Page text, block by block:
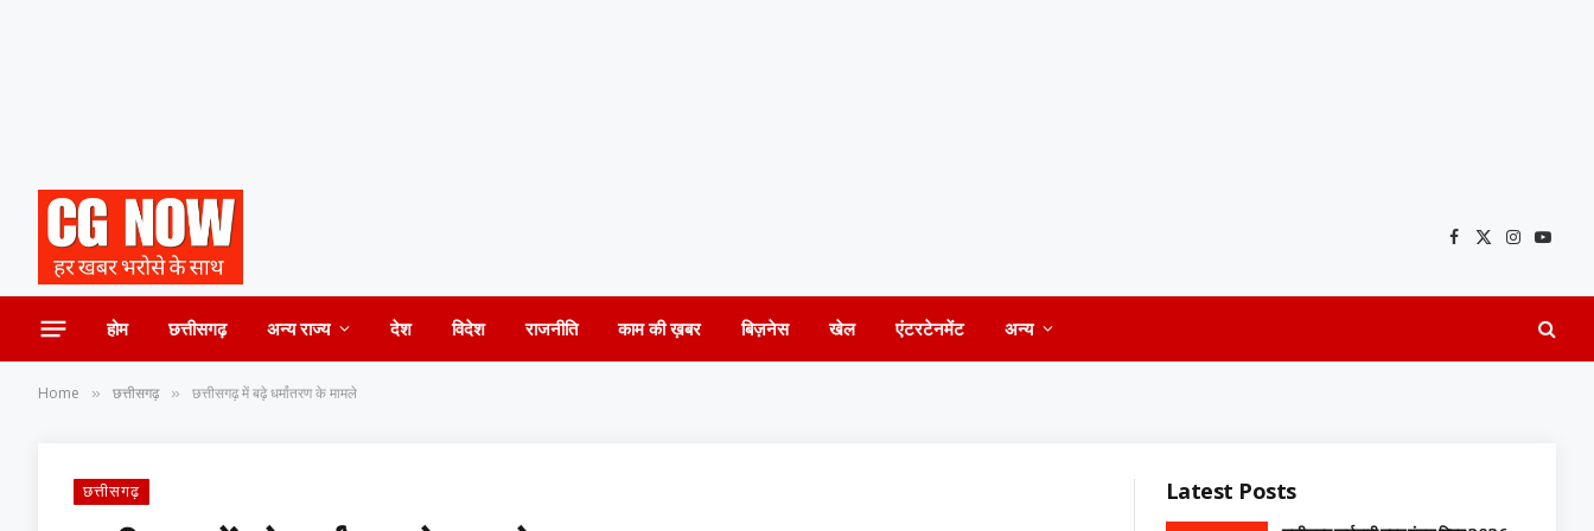
Facebook
X
Instagram
होम छत्तीसगढ़ अन्य राज्य देश विदेश राजनीति काम की ख़बर बिज़नेस खेल एंटरटेनमेंट अन्य
Home » छत्तीसगढ़ » छत्तीसगढ़ में बढ़े धर्मांतरण के मामले
छत्तीसगढ़ Latest Posts